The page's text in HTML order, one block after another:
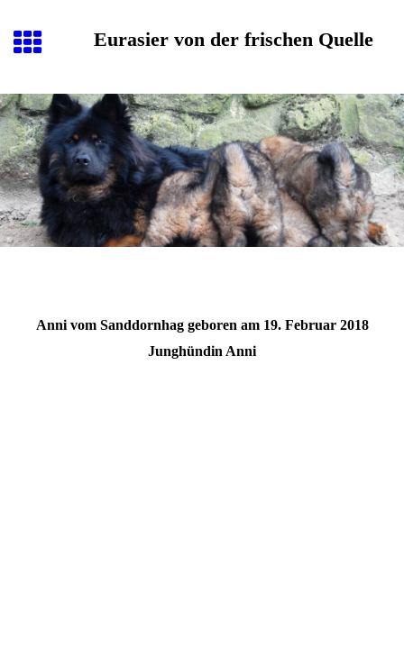
Eurasier von der frischen Quelle
Anni vom Sanddornhag geboren am 19. Februar 2018
Junghündin Anni